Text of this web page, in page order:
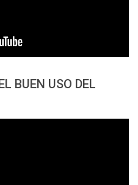
BUEN USO DEL